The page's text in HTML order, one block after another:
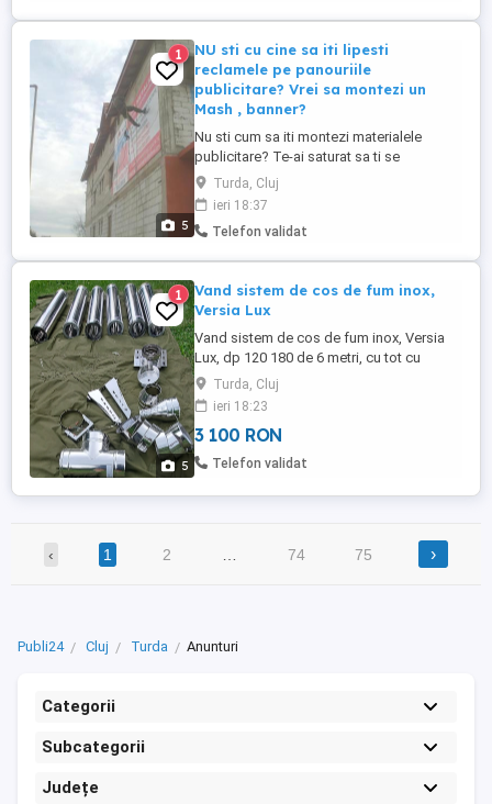
5
1
NU sti cu cine sa iti lipesti
reclamele pe panouriile
publicitare? Vrei sa montezi un
Mash , banner?
Nu sti cum sa iti montezi materialele
publicitare? Te-ai saturat sa ti se
dezlipeasca afisele de pe panou? Nu ai cu
cine sa iti montezi caseta luminoasa? Vrei
sa iti rebranduiesti firmele si se afla in
diferite locatii? IATA DE CE SA NE ALEGETI
Turda, Cluj
ieri 18:37
Telefon validat
5
1
Vand sistem de cos de fum inox,
Versia Lux
Vand sistem de cos de fum inox, Versia
Lux, dp 120 180 de 6 metri, cu tot cu
reductia de la 80 la 120 , cu picurator,
sistem de prindere și pălărie. Sistemul
este nou, nefolosit.
Turda, Cluj
ieri 18:23
3 100 RON
Telefon validat
‹ 1 2 74 75 ›
Publi24 Cluj Turda Anunturi
Categorii
Subcategorii
Județe